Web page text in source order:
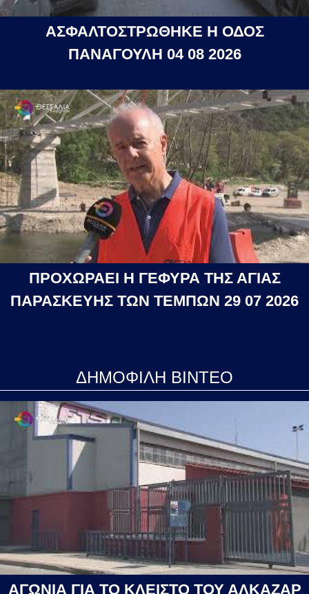
ΑΣΦΑΛΤΟΣΤΡΩΘΗΚΕ Η ΟΔΟΣ
ΠΑΝΑΓΟΥΛΗ 04 08 2026
ΠΡΟΧΩΡΑΕΙ Η ΓΕΦΥΡΑ ΤΗΣ ΑΓΙΑΣ
ΠΑΡΑΣΚΕΥΗΣ ΤΩΝ ΤΕΜΠΩΝ 29 07 2026
ΔΗΜΟΦΙΛΗ ΒΙΝΤΕΟ
ΑΓΩΝΙΑ ΓΙΑ ΤΟ ΚΛΕΙΣΤΟ ΤΟΥ ΑΛΚΑΖΑΡ